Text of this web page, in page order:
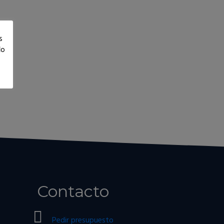
Contacto
Pedir presupuesto